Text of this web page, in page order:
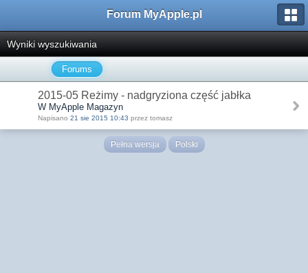
Forum MyApple.pl
Wyniki wyszukiwania
Forums
2015-05 Reżimy - nadgryziona część jabłka
W MyApple Magazyn
Napisano 21 sie 2015 10:43 przez tomasz
Pełna wersja Polski